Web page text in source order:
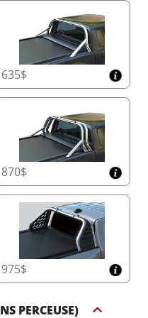
manuelle entièrement
minute en cas de
une utilisation
de rechange,
les inconvénients.
Roll+ offre une
à son système de
Le mécanisme de
avec une sangle
fonctionnement fluide
météorologiques, du
d'Obstacles
avec des
dans la lame
systèmes
détectent
offrant une
délicates.
635$
870$
975$
PERCEUSE)